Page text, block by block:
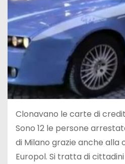
Clonavano le carte di
Sono 12 le persone
di Milano grazie anche alla
Europol. Si tratta di